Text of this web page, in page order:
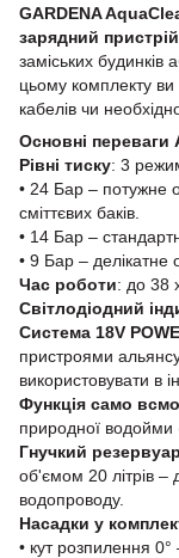
GARDENA
зарядний пристрій
заміських будинків
цьому комплекту
кабелів чи
Основні переваги
Рівні тиску: 3
• 24 Бар – потужне
сміттєвих баків.
• 14 Бар –
• 9 Бар – делікатне
Час роботи: до 38
Світлодіодний
Система 18V
пристроями
використовувати в
Функція само
природної водойми
Гнучкий
об'ємом 20 літрів –
водопроводу.
Насадки у
• кут розпилення 0°